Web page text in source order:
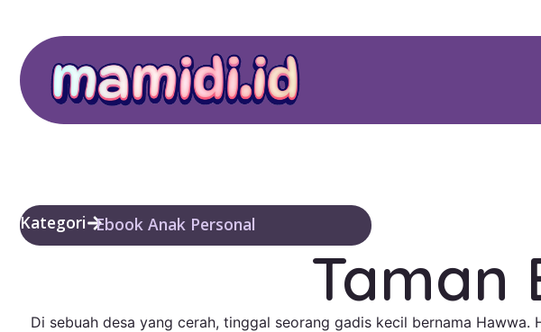
Kategori Ebook Anak Personal
Taman
Di sebuah desa yang cerah, tinggal seorang gadis kecil bernama